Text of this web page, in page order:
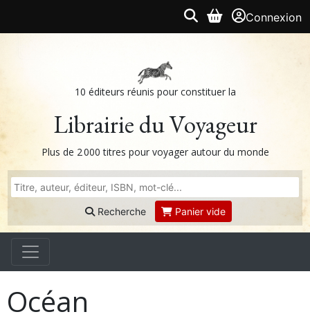
Connexion
10 éditeurs réunis pour constituer la
Librairie du Voyageur
Plus de 2 000 titres pour voyager autour du monde
Recherche Panier vide
Océan